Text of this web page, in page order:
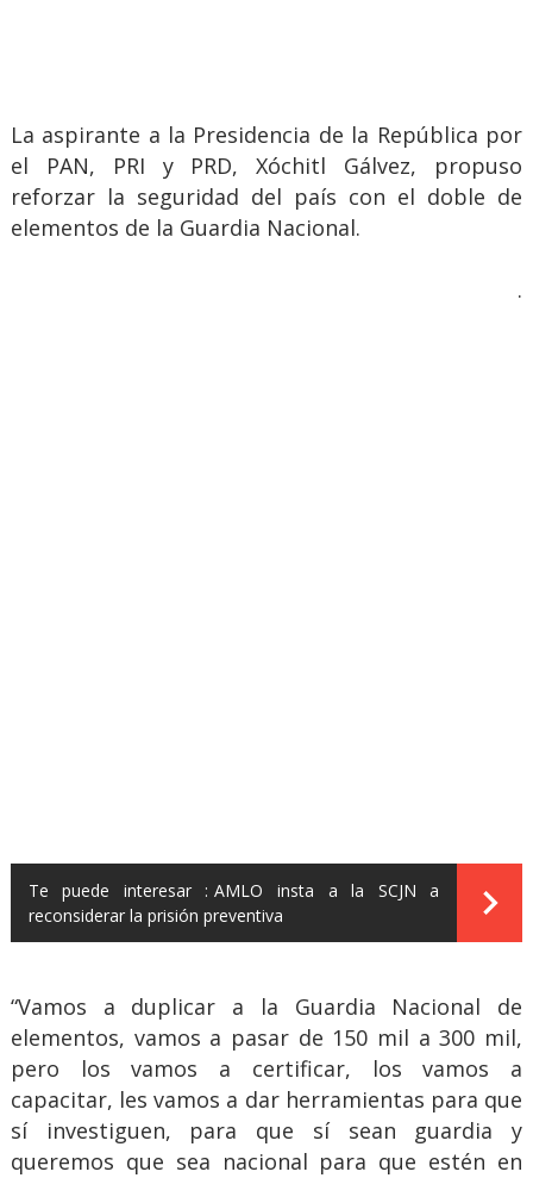
La aspirante a la Presidencia de la República por
el PAN, PRI y PRD, Xóchitl Gálvez, propuso
reforzar la seguridad del país con el doble de
elementos de la Guardia Nacional.
.
Te puede interesar : AMLO insta a la SCJN a
reconsiderar la prisión preventiva
“Vamos a duplicar a la Guardia Nacional de
elementos, vamos a pasar de 150 mil a 300 mil,
pero los vamos a certificar, los vamos a
capacitar, les vamos a dar herramientas para que
sí investiguen, para que sí sean guardia y
queremos que sea nacional para que estén en